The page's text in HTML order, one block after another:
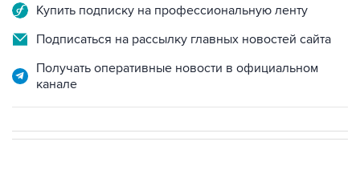
Купить подписку на профессиональную ленту
Подписаться на рассылку главных новостей сайта
Получать оперативные новости в официальном
канале